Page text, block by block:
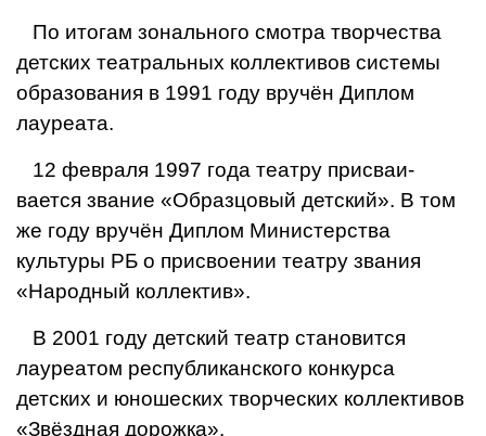
По итогам зонального смотра творче­ства
детских театральных коллективов системы
образования в 1991 году вручён Диплом
лауреата.
12 февраля 1997 года театру присваи­
вается звание «Образцовый детский». В том
же году вручён Диплом Министер­ства
культуры РБ о присвоении театру звания
«Народный коллектив».
В 2001 году детский театр становится
лауреатом республиканского конкурса
детских и юношеских творческих кол­лективов
«Звёздная дорожка».